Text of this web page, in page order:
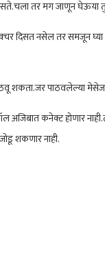
तर मग जाणून घेऊया
दिसत नसेल तर
शकता.जर
कनेक्ट होणार
शकणार नाही.